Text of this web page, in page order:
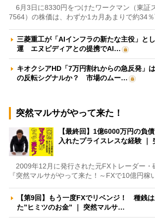
6月3日に8330円をつけたワークマン（東証
7564）の株価は、わずか1カ月あまりで約34
三菱重工が「AIインフラの新たな主役」と
運 エヌビディアとの提携でAI…
キオクシアHD「7万円割れからの急反発」
の反転シグナルか？ 市場のムー…
突然マルサがやって来た！
【最終回】1億6000万円の負
入れたプライスレスな経験
2009年12月に発行された元FXトレーダー・
『突然マルサがやって来た！～FXで10億円稼
【第9回】もう一度FXでリベンジ！ 種銭
た”ヒミツのお金” ｜ 突然マルサ…